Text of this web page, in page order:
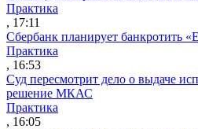
Практика
, 17:11
Сбербанк планирует банкротить
Практика
, 16:53
Суд пересмотрит дело о выдаче
решение МКАС
Практика
, 16:05